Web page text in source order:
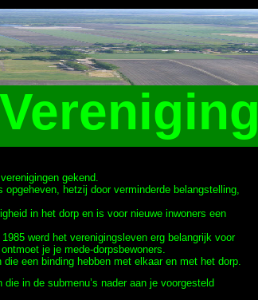
gekend.
hetzij door verminderde belangstelling,
in het dorp en is voor nieuwe inwoners een
werd het verenigingsleven erg belangrijk voor
je je mede-dorpsbewoners.
een binding hebben met elkaar en met het dorp.
in de submenu’s nader aan je voorgesteld